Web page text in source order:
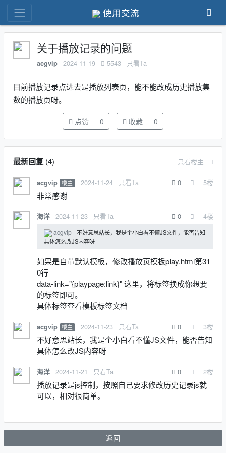
使用交流
关于播放记录的问题
acgvip 2024-11-19 5543 只看Ta
目前播放记录点进去是播放列表页，能不能改成历史播放集
数的播放页呀。
点赞 0 收藏 0
最新回复(4) 只看楼主
acgvip 楼主 2024-11-24 只看Ta 0 5楼
非常感谢
海洋 2024-11-23 只看Ta 0 4楼
acgvip
不好意思站长，我是个小白看不懂JS文件，能否告知
具体怎么改JS内容呀
如果是自带默认模板，修改播放页模板play.html第31
0行
data-link="{playpage:link}" 这里，将标签换成你想要
的标签即可。
具体标签查看模板标签文档
acgvip 楼主 2024-11-23 只看Ta 0 3楼
不好意思站长，我是个小白看不懂JS文件，能否告知
具体怎么改JS内容呀
海洋 2024-11-21 只看Ta 0 2楼
播放记录是js控制，按照自己要求修改历史记录js就
可以，相对很简单。
返回